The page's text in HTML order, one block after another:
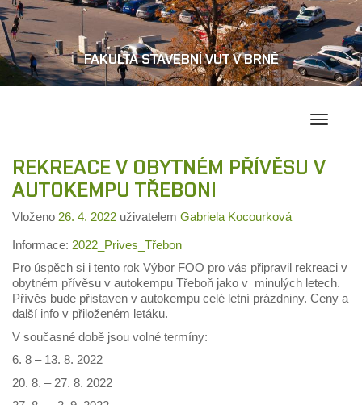
FAKULTA STAVEBNÍ VUT V BRNĚ
REKREACE V OBYTNÉM PŘÍVĚSU V
AUTOKEMPU TŘEBONI
Vloženo 26. 4. 2022 uživatelem Gabriela Kocourková
Informace: 2022_Prives_Třebon
Pro úspěch si i tento rok Výbor FOO pro vás připravil rekreaci v
obytném přívěsu v autokempu Třeboň jako v minulých letech.
Přívěs bude přistaven v autokempu celé letní prázdniny. Ceny a
další info v přiloženém letáku.
V současné době jsou volné termíny:
6. 8 – 13. 8. 2022
20. 8. – 27. 8. 2022